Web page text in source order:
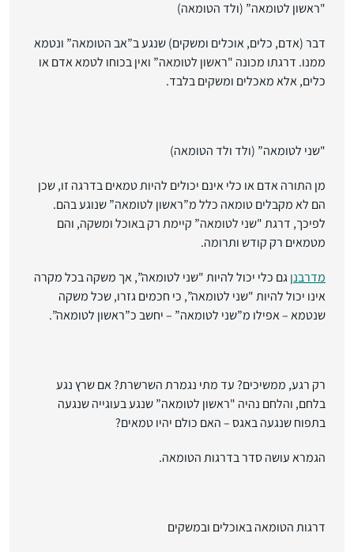
"ראשון לטומאה”(ולד הטומאה)
דבר (אדם, כלים, אוכלים ומשקים) שנגע ב”אב הטומאה” ונטמא
ממנו. דרגתו מכונה "ראשון לטומאה” ואין בכוחו לטמא אדם או
כלים, אלא מאכלים ומשקים בלבד.
"שני לטומאה”(ולד ולד הטומאה)
מן התורהאדם או כלי אינם יכולים להיות טמאים בדרגה זו, שכן
הם לא מקבלים טומאה כלל מ”ראשון לטומאה” שנוגע בהם.
לפיכך,דרגת "שני לטומאה” קיימת רק באוכל ומשקה, והם
מטמאים רק קודש ותרומה.
מדרבנןגם כלי יכול להיות "שני לטומאה”, אך משקה בכל מקרה
אינו יכול להיות "שני לטומאה”, כי חכמים גזרו, שכל משקה
שנטמא – אפילו מ”שני לטומאה” – יחשב כ”ראשון לטומאה”.
רק רגע, ממשיכים? עד מתי נגמרת השרשרת? אם שרץ נגע
בלחם, והלחם נהיה "ראשון לטומאה” שנגע בעוגייה שנגעה
בתפוח שנגעה באגס – האם כולם יהיו טמאים?
הגמרא עושה סדר בדרגות הטומאה.
דרגות הטומאה באוכלים ובמשקים